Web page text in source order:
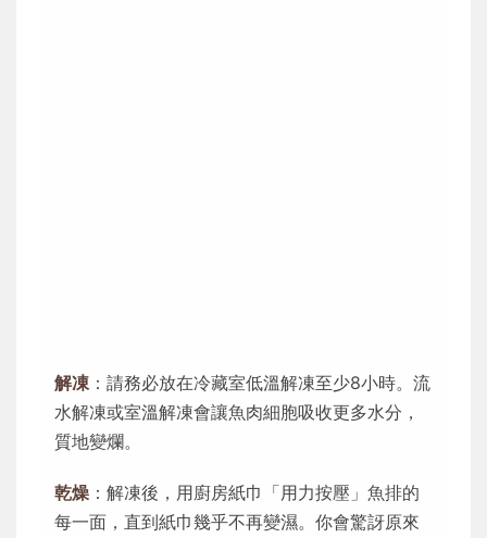
解凍：請務必放在冷藏室低溫解凍至少8小時。流
水解凍或室溫解凍會讓魚肉細胞吸收更多水分，
質地變爛。
乾燥 ：解凍後，用廚房紙巾「用力按壓」魚排的
每一面，直到紙巾幾乎不再變濕。你會驚訝原來